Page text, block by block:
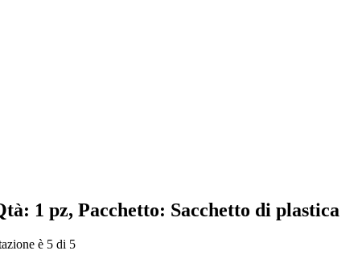
1 pz, Pacchetto: Sacchetto di plastica
è 5 di 5